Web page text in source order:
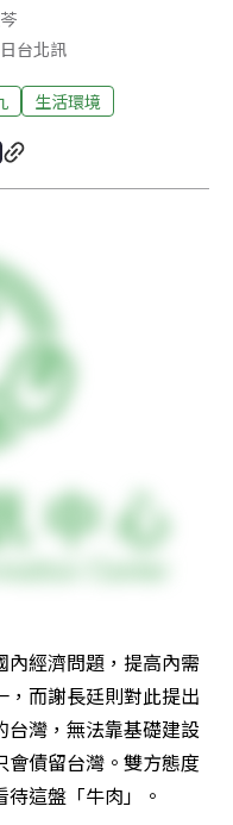
台北訊
生活環境
內經濟問題，提高內需
而謝長廷則對此提出
台灣，無法靠基礎建設
債留台灣。雙方態度
這盤「牛肉」。